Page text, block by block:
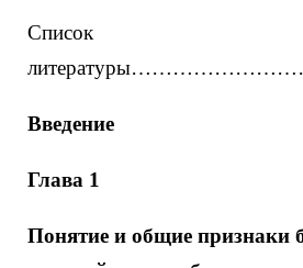
Список
Введение
Глава 1
Понятие и общие признаки